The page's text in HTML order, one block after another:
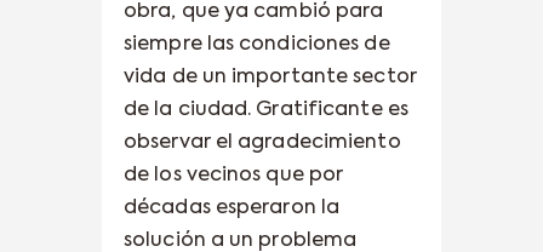
obra, que ya cambió para
siempre las condiciones de
vida de un importante sector
de la ciudad. Gratificante es
observar el agradecimiento
de los vecinos que por
décadas esperaron la
solución a un problema